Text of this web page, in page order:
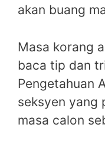
akan buang
Masa korang
baca tip dan
Pengetahuan
seksyen yang
masa calon